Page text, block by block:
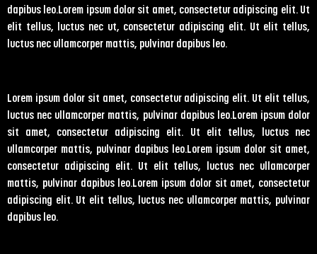
dapibus leo.Lorem ipsum dolor sit amet, consectetur adipiscing elit. Ut
elit tellus, luctus nec ut, consectetur adipiscing elit. Ut elit tellus,
luctus nec ullamcorper mattis, pulvinar dapibus leo.
Lorem ipsum dolor sit amet, consectetur adipiscing elit. Ut elit tellus,
luctus nec ullamcorper mattis, pulvinar dapibus leo.Lorem ipsum dolor
sit amet, consectetur adipiscing elit. Ut elit tellus, luctus nec
ullamcorper mattis, pulvinar dapibus leo.Lorem ipsum dolor sit amet,
consectetur adipiscing elit. Ut elit tellus, luctus nec ullamcorper
mattis, pulvinar dapibus leo.Lorem ipsum dolor sit amet, consectetur
adipiscing elit. Ut elit tellus, luctus nec ullamcorper mattis, pulvinar
dapibus leo.